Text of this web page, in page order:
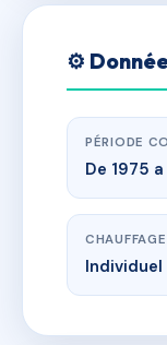
⚙️
PÉRIODE
De 1975
CHAUFFAGE
Individuel